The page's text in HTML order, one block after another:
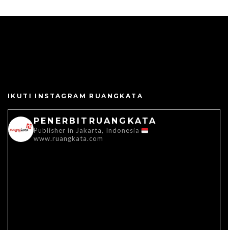
IKUTI INSTAGRAM RUANGKATA
PENERBITRUANGKATA
Publisher in Jakarta, Indonesia
www.ruangkata.com